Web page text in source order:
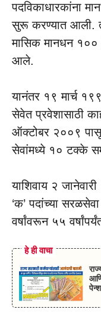
पदविकाधारकांना
सुरू करण्यात आली.
मासिक मानधन
आले.
यानंतर १९ मार्च
सेवेत प्रवेशासाठी
ऑक्टोबर २००९
सेवांमध्ये १० टक्के
याशिवाय २
‘क’ पदांच्या
वर्षांवरून ५५
हे ही वाचा